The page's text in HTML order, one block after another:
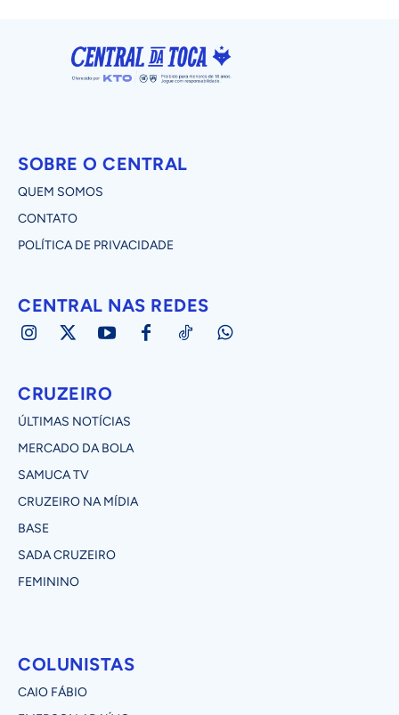
SOBRE O CENTRAL
QUEM SOMOS
CONTATO
POLÍTICA DE PRIVACIDADE
CENTRAL NAS REDES
CRUZEIRO
ÚLTIMAS NOTÍCIAS
MERCADO DA BOLA
SAMUCA TV
CRUZEIRO NA MÍDIA
BASE
SADA CRUZEIRO
FEMININO
COLUNISTAS
CAIO FÁBIO